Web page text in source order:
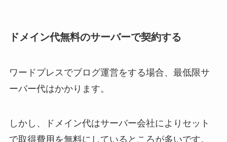
ドメイン代無料のサーバーで契約する
ワードプレスでブログ運営をする場合、最低限サ
ーバー代はかかります。
しかし、ドメイン代はサーバー会社によりセット
で取得費用を無料にしているところが多いです。